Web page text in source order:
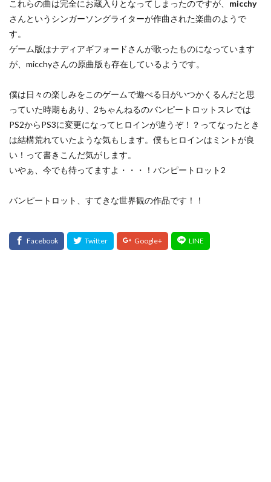
これらの曲は完全にお蔵入りとなってしまったのですが、 micchy
さんというシンガーソングライターが作曲された楽曲のようで
す。
ゲーム版はナディアギフォードさんが歌ったものになっています
が、micchyさんの原曲版も存在しているようです。
僕は日々の楽しみをこのゲームで遊べる日がいつかくるんだと思
っていた時期もあり、2ちゃんねるのバンピートロットスレでは
PS2からPS3に変更になってヒロインが違うぞ！？ってなったとき
は結構荒れていたような気もします。僕もヒロインはミントが良
い！って書きこんだ気がします。
いやぁ、今でも待ってますよ・・・！バンピートロット2
バンピートロット、すてきな世界観の作品です！！